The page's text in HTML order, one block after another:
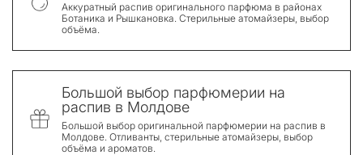
Аккуратный распив оригинального парфюма в районах
Ботаника и Рышкановка. Стерильные атомайзеры, выбор
объёма.
Большой выбор парфюмерии на
распив в Молдове
Большой выбор оригинальной парфюмерии на распив в
Молдове. Отливанты, стерильные атомайзеры, выбор
объёма и ароматов.